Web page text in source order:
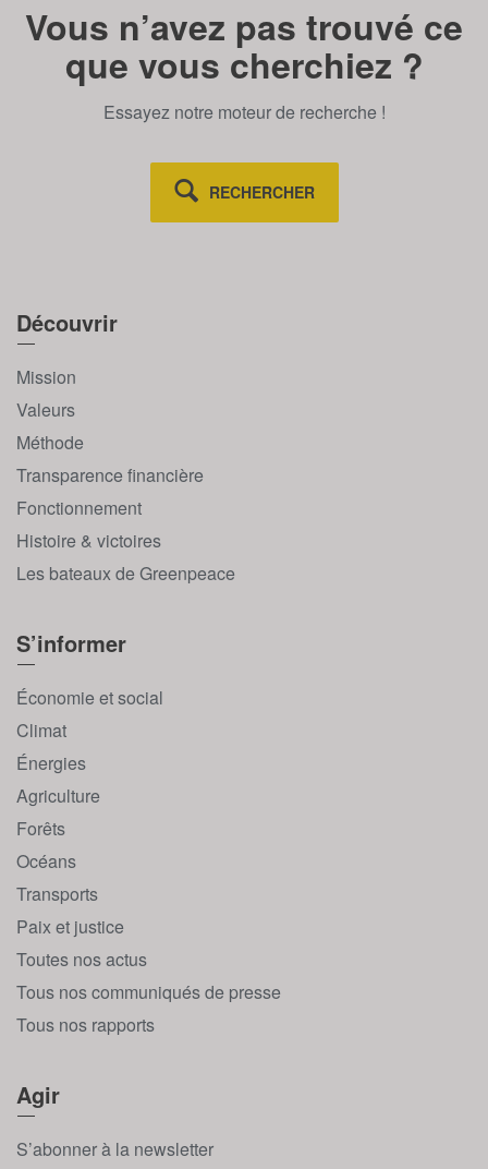
Vous n’avez pas trouvé ce
que vous cherchiez ?
Essayez notre moteur de recherche !
RECHERCHER
Découvrir
Mission
Valeurs
Méthode
Transparence financière
Fonctionnement
Histoire & victoires
Les bateaux de Greenpeace
S’informer
Économie et social
Climat
Énergies
Agriculture
Forêts
Océans
Transports
Paix et justice
Toutes nos actus
Tous nos communiqués de presse
Tous nos rapports
Agir
S’abonner à la newsletter